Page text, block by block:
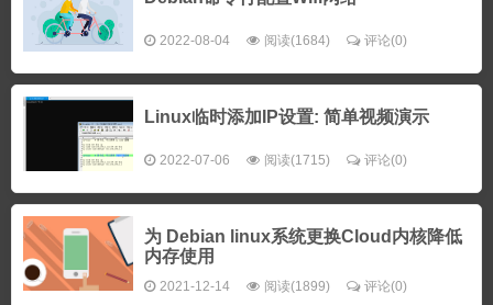
2022-08-04 阅读(1684) 评论(0)
Linux临时添加IP设置: 简单视频演示
2022-07-06 阅读(1715) 评论(0)
为 Debian linux系统更换Cloud内核降低
内存使用
2021-12-14 阅读(1899) 评论(0)